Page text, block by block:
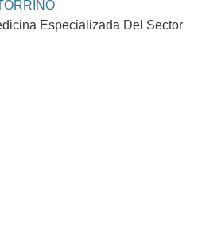
Especializada Del Sector